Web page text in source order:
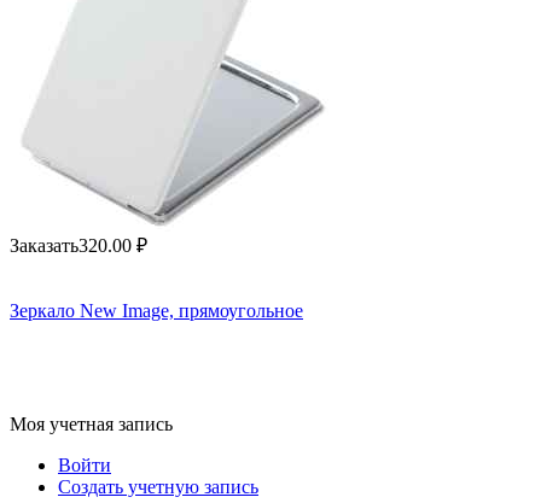
Заказать320.00 ₽
Зеркало New Image, прямоугольное
Моя учетная запись
Войти
Создать учетную запись